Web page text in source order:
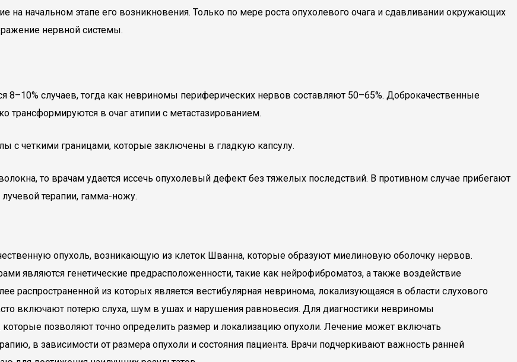
на начальном этапе его возникновения. Только по мере роста опухолевого очага и сдавливании окружающих
нервной системы.
случаев, тогда как невриномы периферических нервов составляют 50–65%. Доброкачественные
в очаг атипии с метастазированием.
с четкими границами, которые заключены в гладкую капсулу.
то врачам удается иссечь опухолевый дефект без тяжелых последствий. В противном случае прибегают
терапии, гамма-ножу.
опухоль, возникающую из клеток Шванна, которые образуют миелиновую оболочку нервов.
являются генетические предрасположенности, такие как нейрофиброматоз, а также воздействие
распространенной из которых является вестибулярная невринома, локализующаяся в области слухового
включают потерю слуха, шум в ушах и нарушения равновесия. Для диагностики невриномы
позволяют точно определить размер и локализацию опухоли. Лечение может включать
в зависимости от размера опухоли и состояния пациента. Врачи подчеркивают важность ранней